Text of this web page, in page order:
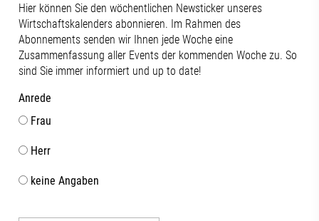
Hier können Sie den wöchentlichen Newsticker unseres
Wirtschaftskalenders abonnieren. Im Rahmen des
Abonnements senden wir Ihnen jede Woche eine
Zusammenfassung aller Events der kommenden Woche zu. So
sind Sie immer informiert und up to date!
Anrede
Frau
Herr
keine Angaben